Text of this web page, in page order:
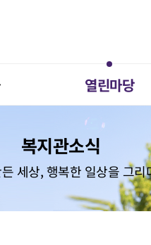
열린마당
복지관소식
세상, 행복한 일상을 그리